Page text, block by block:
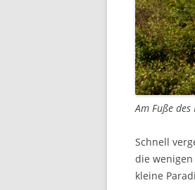
Am Fuße
Schnell
die
kleine